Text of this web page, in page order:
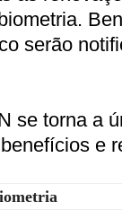
serão
se torna a
e